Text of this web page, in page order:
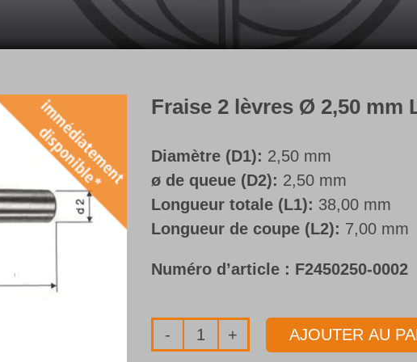
Fraise 2 lèvres Ø 2,50 mm
Diamètre (D1): 2,50 mm
ø de queue (D2): 2,50 mm
Longueur totale (L1): 38,00 mm
Longueur de coupe (L2): 7,00 mm
Numéro d’article : F2450250-0002
quantité
AJOUTER AU